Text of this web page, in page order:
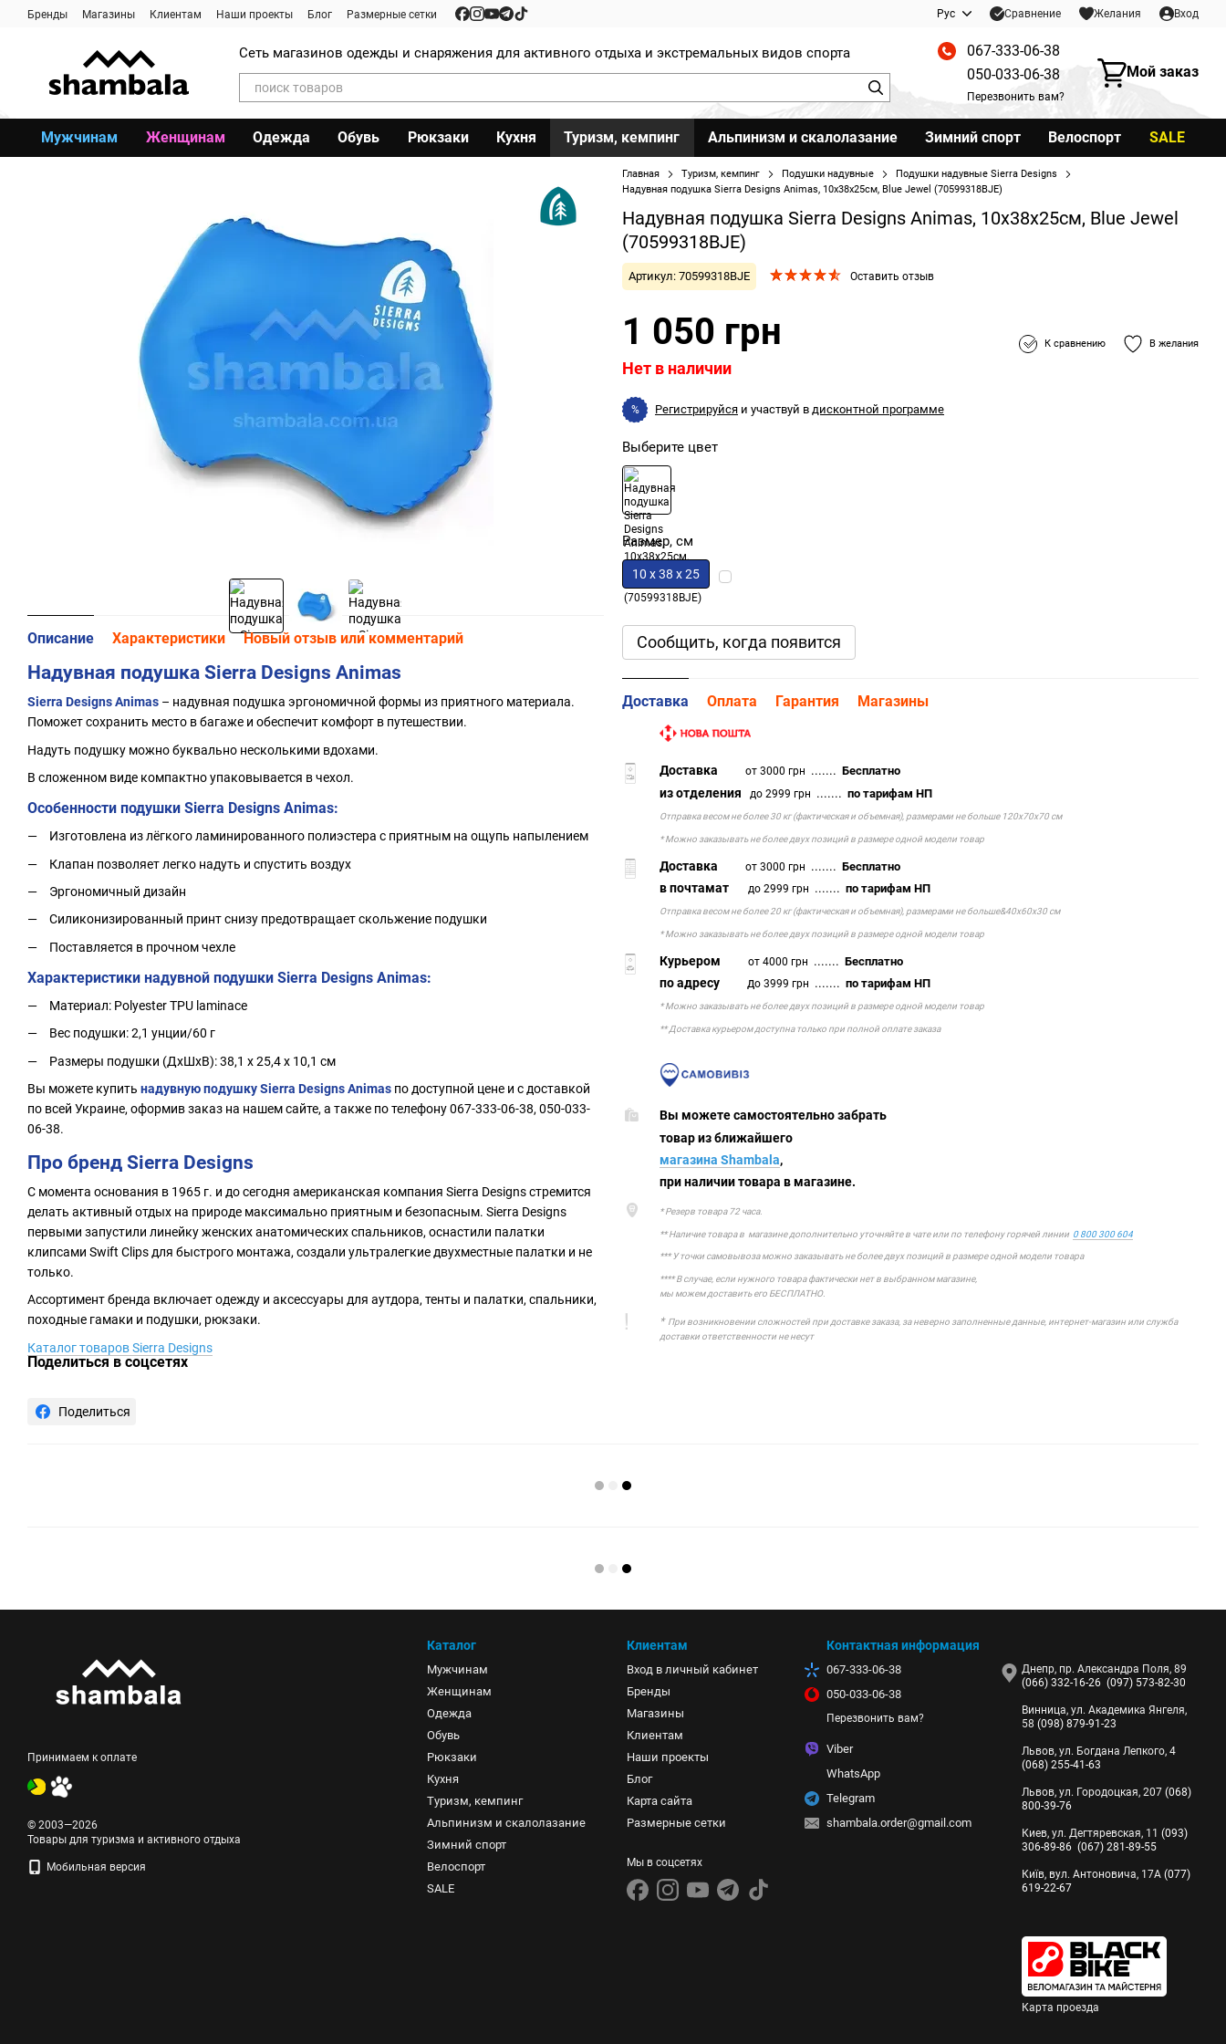
Перейти к основному контенту
Бренды Магазины Клиентам Наши проекты Блог Размерные сетки Рус Сравнение Желания Вход
Сеть магазинов одежды и снаряжения для активного отдыха и экстремальных видов спорта
067-333-06-38
050-033-06-38
Перезвонить вам?
Мой заказ
Мужчинам Женщинам Одежда Обувь Рюкзаки Кухня Туризм, кемпинг Альпинизм и скалолазание Зимний спорт Велоспорт SALE
Описание Характеристики Новый отзыв или комментарий
Надувная подушка Sierra Designs Animas
Sierra Designs Animas – надувная подушка эргономичной формы из приятного материала.
Поможет сохранить место в багаже и обеспечит комфорт в путешествии.
Надуть подушку можно буквально несколькими вдохами.
В сложенном виде компактно упаковывается в чехол.
Особенности подушки Sierra Designs Animas:
Изготовлена из лёгкого ламинированного полиэстера с приятным на ощупь напылением
Клапан позволяет легко надуть и спустить воздух
Эргономичный дизайн
Силиконизированный принт снизу предотвращает скольжение подушки
Поставляется в прочном чехле
Характеристики надувной подушки Sierra Designs Animas:
Материал: Polyester TPU laminace
Вес подушки: 2,1 унции/60 г
Размеры подушки (ДхШхВ): 38,1 х 25,4 х 10,1 см
Вы можете купить надувную подушку Sierra Designs Animas по доступной цене и с доставкой
по всей Украине, оформив заказ на нашем сайте, а также по телефону 067-333-06-38, 050-033-
06-38.
Про бренд Sierra Designs
С момента основания в 1965 г. и до сегодня американская компания Sierra Designs стремится
делать активный отдых на природе максимально приятным и безопасным. Sierra Designs
первыми запустили линейку женских анатомических спальников, оснастили палатки
клипсами Swift Clips для быстрого монтажа, создали ультралегкие двухместные палатки и не
только.
Ассортимент бренда включает одежду и аксессуары для аутдора, тенты и палатки, спальники,
походные гамаки и подушки, рюкзаки.
Каталог товаров Sierra Designs
Поделиться в соцсетях
Поделиться
Главная Туризм, кемпинг Подушки надувные
Подушки надувные Sierra Designs
Надувная подушка Sierra Designs Animas, 10х38х25см, Blue Jewel (70599318BJE)
Надувная подушка Sierra Designs Animas, 10х38х25см, Blue Jewel
(70599318BJE)
Артикул: 70599318BJE Оставить отзыв
1 050 грн
Нет в наличии
К сравнению В желания
% Регистрируйся и участвуй в дисконтной программе
Выберите цвет
Размер, см
10 х 38 х 25
Сообщить, когда появится
Доставка Оплата Гарантия Магазины
Доставка от 3000 грн .......Бесплатно
из отделения до 2999 грн .......по тарифам НП
Отправка весом не более 30 кг (фактическая и объемная), размерами не больше 120х70х70 см
* Можно заказывать не более двух позиций в размере одной модели товар
Доставка от 3000 грн .......Бесплатно
в почтамат до 2999 грн .......по тарифам НП
Отправка весом не более 20 кг (фактическая и объемная), размерами не больше&40х60х30 см
* Можно заказывать не более двух позиций в размере одной модели товар
Курьером от 4000 грн .......Бесплатно
по адресу до 3999 грн .......по тарифам НП
* Можно заказывать не более двух позиций в размере одной модели товар
** Доставка курьером доступна только при полной оплате заказа
Вы можете самостоятельно забрать
товар из ближайшего
магазина Shambala,
при наличии товара в магазине.
* Резерв товара 72 часа.
** Наличие товара в магазине дополнительно уточняйте в чате или по телефону горячей линии 0 800 300 604
*** У точки самовывоза можно заказывать не более двух позиций в размере одной модели товара
**** В случае, если нужного товара фактически нет в выбранном магазине,
мы можем доставить его БЕСПЛАТНО.
*При возникновении сложностей при доставке заказа, за неверно заполненные данные, интернет-магазин или служба
доставки ответственности не несут
Принимаем к оплате
© 2003—2026
Товары для туризма и активного отдыха
Мобильная версия
Каталог
Мужчинам
Женщинам
Одежда
Обувь
Рюкзаки
Кухня
Туризм, кемпинг
Альпинизм и скалолазание
Зимний спорт
Велоспорт
SALE
Клиентам
Вход в личный кабинет
Бренды
Магазины
Клиентам
Наши проекты
Блог
Карта сайта
Размерные сетки
Мы в соцсетях
Контактная информация
067-333-06-38
050-033-06-38
Перезвонить вам?
Viber
WhatsApp
Telegram
shambala.order@gmail.com
Днепр, пр. Александра Поля, 89
(066) 332-16-26 (097) 573-82-30
Винница, ул. Академика Янгеля,
58 (098) 879-91-23
Львов, ул. Богдана Лепкого, 4
(068) 255-41-63
Львов, ул. Городоцкая, 207 (068)
800-39-76
Киев, ул. Дегтяревская, 11 (093)
306-89-86 (067) 281-89-55
Київ, вул. Антоновича, 17А (077)
619-22-67
Карта проезда